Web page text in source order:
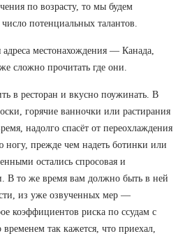
по возрасту, то мы будем
потенциальных талантов.
местонахождения — Канада,
сложно прочитать где они.
в ресторан и вкусно поужинать. В
горячие ванночки или растирания
надолго спасёт от переохлаждения
ногу, прежде чем надеть ботинки или
остались спросовая и
В то же время вам должно быть в ней
из уже озвученных мер —
коэффициентов риска по ссудам с
так кажется, что приехал,